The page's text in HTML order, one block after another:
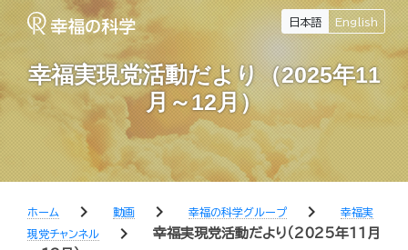
日本語 English
幸福実現党活動だより（2025年11
月～12月）
ホーム chevron_right 動画 chevron_right 幸福の科学グループ chevron_right
幸福実
現党チャンネル
chevron_right
幸福実現党活動だより（2025年11月